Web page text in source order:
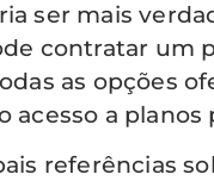
ser mais
contratar um
as opções
acesso a planos
referências